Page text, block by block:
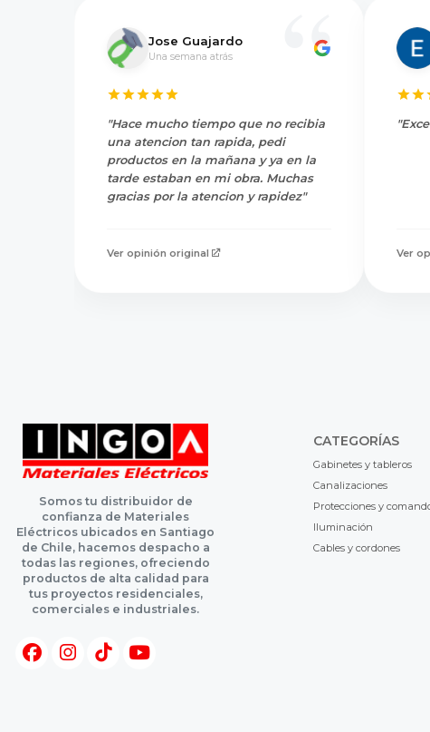
Jose Guajardo
Una semana atrás
"Hace mucho tiempo que no recibia
una atencion tan rapida, pedi
productos en la mañana y ya en la
tarde estaban en mi obra. Muchas
gracias por la atencion y rapidez"
Ver opinión original Ver
Somos tu distribuidor de
confianza de Materiales
Eléctricos ubicados en Santiago
de Chile, hacemos despacho a
todas las regiones, ofreciendo
productos de alta calidad para
tus proyectos residenciales,
comerciales e industriales.
CATEGORÍAS
Gabinetes y tableros
Canalizaciones
Protecciones y
Iluminación
Cables y cordones